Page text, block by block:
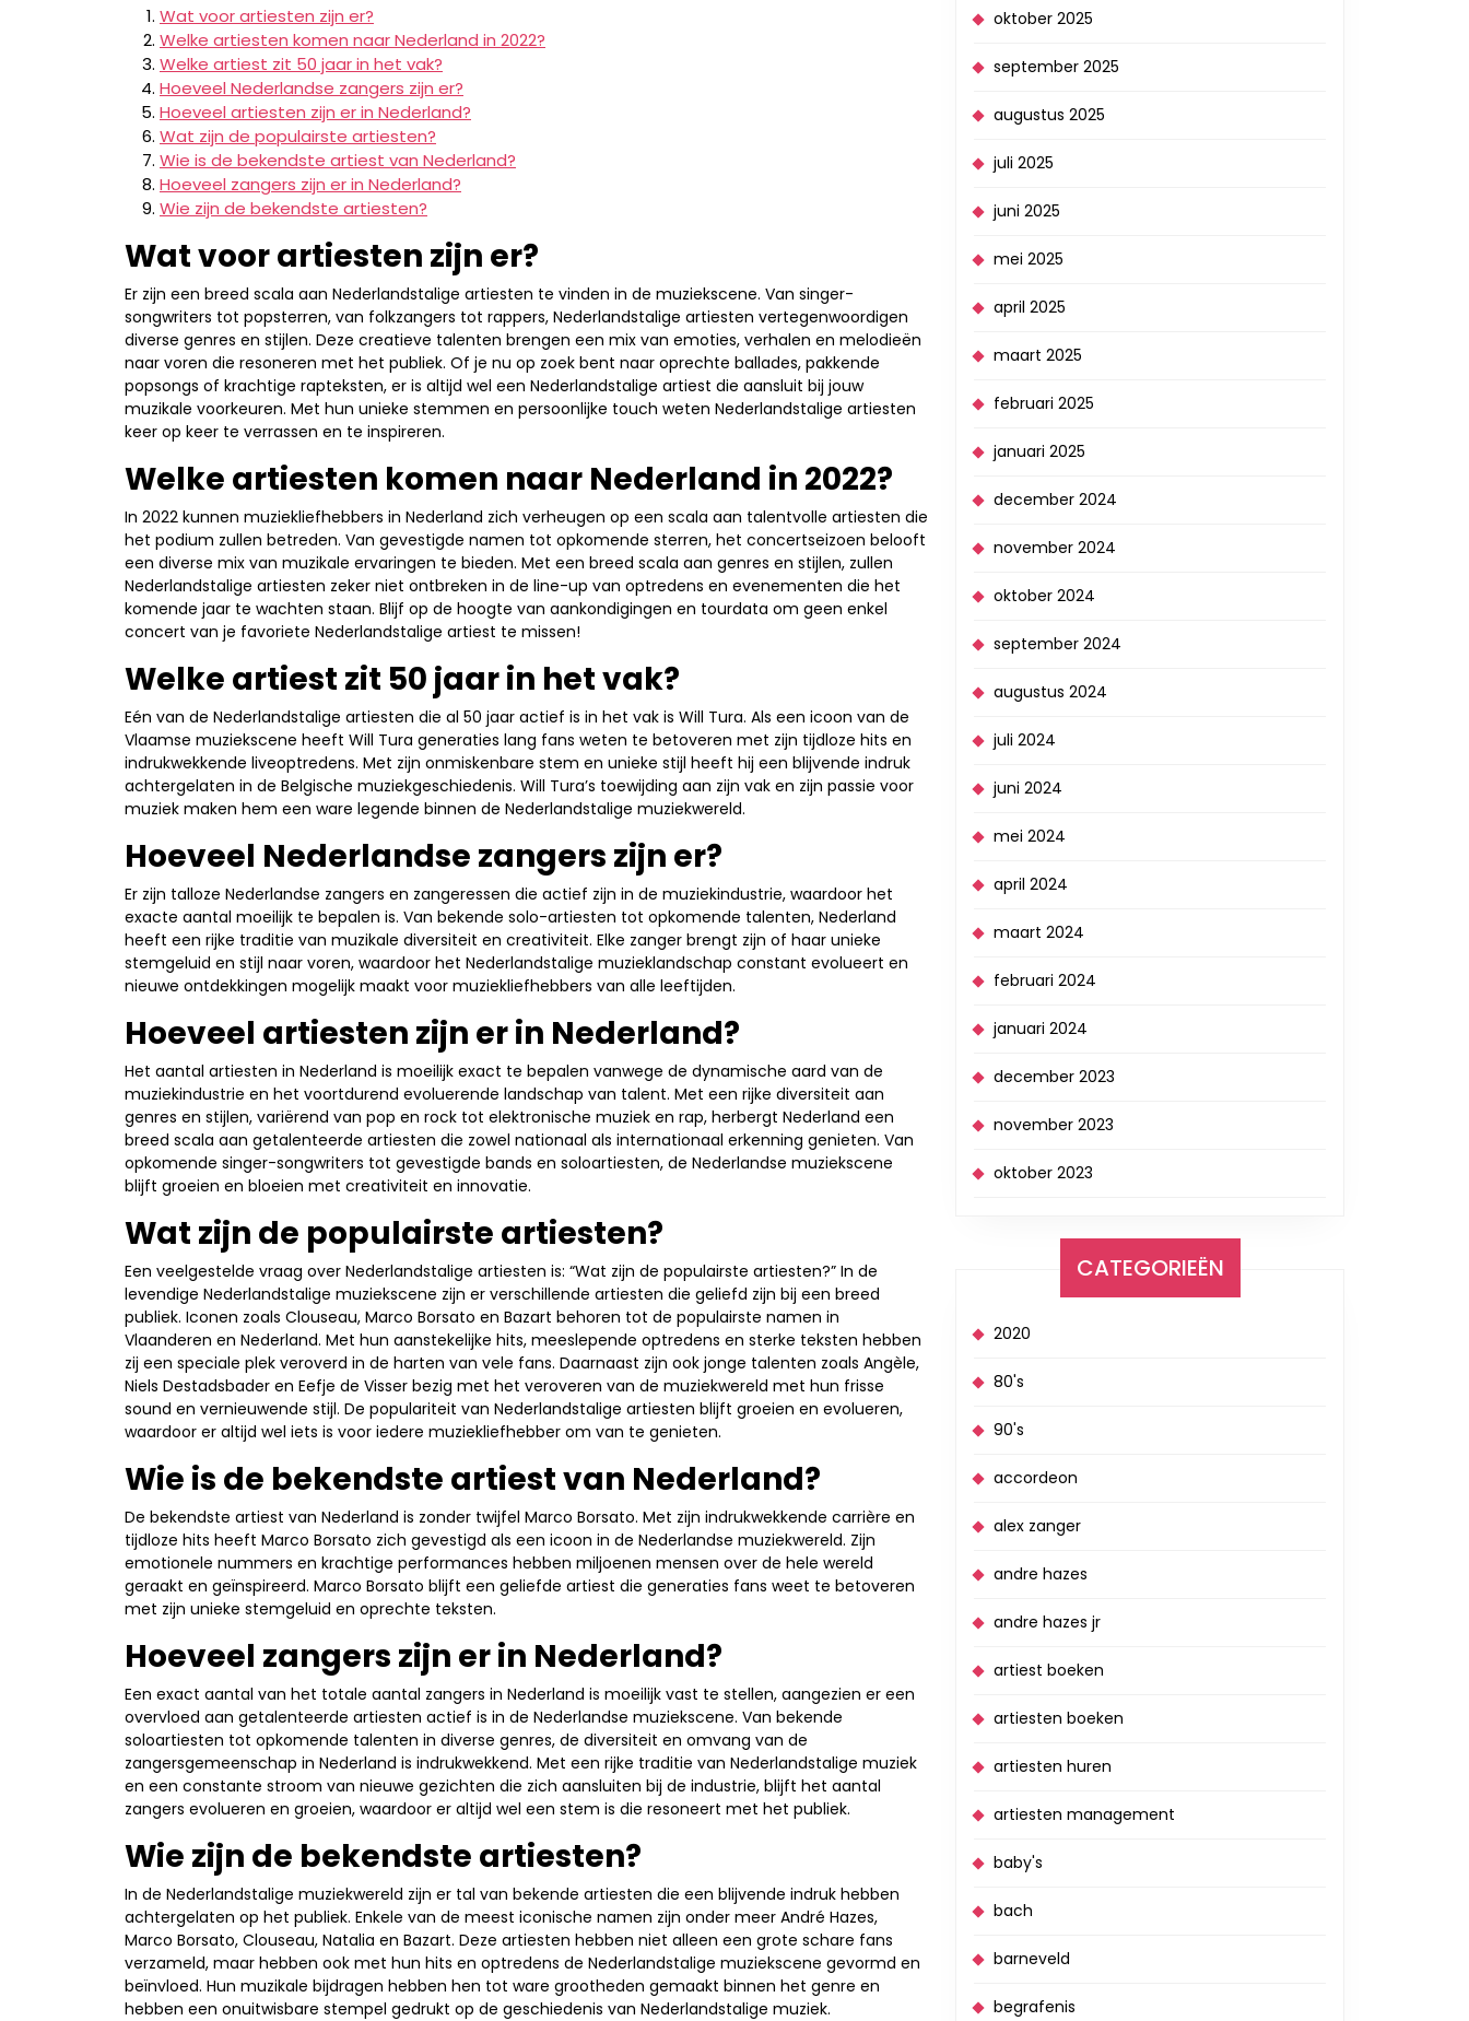
Wat voor artiesten zijn er?
Welke artiesten komen naar Nederland in 2022?
Welke artiest zit 50 jaar in het vak?
Hoeveel Nederlandse zangers zijn er?
Hoeveel artiesten zijn er in Nederland?
Wat zijn de populairste artiesten?
Wie is de bekendste artiest van Nederland?
Hoeveel zangers zijn er in Nederland?
Wie zijn de bekendste artiesten?
Wat voor artiesten zijn er?
Er zijn een breed scala aan Nederlandstalige artiesten te vinden in de muziekscene. Van singer-
songwriters tot popsterren, van folkzangers tot rappers, Nederlandstalige artiesten vertegenwoordigen
diverse genres en stijlen. Deze creatieve talenten brengen een mix van emoties, verhalen en melodieën
naar voren die resoneren met het publiek. Of je nu op zoek bent naar oprechte ballades, pakkende
popsongs of krachtige rapteksten, er is altijd wel een Nederlandstalige artiest die aansluit bij jouw
muzikale voorkeuren. Met hun unieke stemmen en persoonlijke touch weten Nederlandstalige artiesten
keer op keer te verrassen en te inspireren.
Welke artiesten komen naar Nederland in 2022?
In 2022 kunnen muziekliefhebbers in Nederland zich verheugen op een scala aan talentvolle artiesten die
het podium zullen betreden. Van gevestigde namen tot opkomende sterren, het concertseizoen belooft
een diverse mix van muzikale ervaringen te bieden. Met een breed scala aan genres en stijlen, zullen
Nederlandstalige artiesten zeker niet ontbreken in de line-up van optredens en evenementen die het
komende jaar te wachten staan. Blijf op de hoogte van aankondigingen en tourdata om geen enkel
concert van je favoriete Nederlandstalige artiest te missen!
Welke artiest zit 50 jaar in het vak?
Eén van de Nederlandstalige artiesten die al 50 jaar actief is in het vak is Will Tura. Als een icoon van de
Vlaamse muziekscene heeft Will Tura generaties lang fans weten te betoveren met zijn tijdloze hits en
indrukwekkende liveoptredens. Met zijn onmiskenbare stem en unieke stijl heeft hij een blijvende indruk
achtergelaten in de Belgische muziekgeschiedenis. Will Tura’s toewijding aan zijn vak en zijn passie voor
muziek maken hem een ware legende binnen de Nederlandstalige muziekwereld.
Hoeveel Nederlandse zangers zijn er?
Er zijn talloze Nederlandse zangers en zangeressen die actief zijn in de muziekindustrie, waardoor het
exacte aantal moeilijk te bepalen is. Van bekende solo-artiesten tot opkomende talenten, Nederland
heeft een rijke traditie van muzikale diversiteit en creativiteit. Elke zanger brengt zijn of haar unieke
stemgeluid en stijl naar voren, waardoor het Nederlandstalige muzieklandschap constant evolueert en
nieuwe ontdekkingen mogelijk maakt voor muziekliefhebbers van alle leeftijden.
Hoeveel artiesten zijn er in Nederland?
Het aantal artiesten in Nederland is moeilijk exact te bepalen vanwege de dynamische aard van de
muziekindustrie en het voortdurend evoluerende landschap van talent. Met een rijke diversiteit aan
genres en stijlen, variërend van pop en rock tot elektronische muziek en rap, herbergt Nederland een
breed scala aan getalenteerde artiesten die zowel nationaal als internationaal erkenning genieten. Van
opkomende singer-songwriters tot gevestigde bands en soloartiesten, de Nederlandse muziekscene
blijft groeien en bloeien met creativiteit en innovatie.
Wat zijn de populairste artiesten?
Een veelgestelde vraag over Nederlandstalige artiesten is: “Wat zijn de populairste artiesten?” In de
levendige Nederlandstalige muziekscene zijn er verschillende artiesten die geliefd zijn bij een breed
publiek. Iconen zoals Clouseau, Marco Borsato en Bazart behoren tot de populairste namen in
Vlaanderen en Nederland. Met hun aanstekelijke hits, meeslepende optredens en sterke teksten hebben
zij een speciale plek veroverd in de harten van vele fans. Daarnaast zijn ook jonge talenten zoals Angèle,
Niels Destadsbader en Eefje de Visser bezig met het veroveren van de muziekwereld met hun frisse
sound en vernieuwende stijl. De populariteit van Nederlandstalige artiesten blijft groeien en evolueren,
waardoor er altijd wel iets is voor iedere muziekliefhebber om van te genieten.
Wie is de bekendste artiest van Nederland?
De bekendste artiest van Nederland is zonder twijfel Marco Borsato. Met zijn indrukwekkende carrière en
tijdloze hits heeft Marco Borsato zich gevestigd als een icoon in de Nederlandse muziekwereld. Zijn
emotionele nummers en krachtige performances hebben miljoenen mensen over de hele wereld
geraakt en geïnspireerd. Marco Borsato blijft een geliefde artiest die generaties fans weet te betoveren
met zijn unieke stemgeluid en oprechte teksten.
Hoeveel zangers zijn er in Nederland?
Een exact aantal van het totale aantal zangers in Nederland is moeilijk vast te stellen, aangezien er een
overvloed aan getalenteerde artiesten actief is in de Nederlandse muziekscene. Van bekende
soloartiesten tot opkomende talenten in diverse genres, de diversiteit en omvang van de
zangersgemeenschap in Nederland is indrukwekkend. Met een rijke traditie van Nederlandstalige muziek
en een constante stroom van nieuwe gezichten die zich aansluiten bij de industrie, blijft het aantal
zangers evolueren en groeien, waardoor er altijd wel een stem is die resoneert met het publiek.
Wie zijn de bekendste artiesten?
In de Nederlandstalige muziekwereld zijn er tal van bekende artiesten die een blijvende indruk hebben
achtergelaten op het publiek. Enkele van de meest iconische namen zijn onder meer André Hazes,
Marco Borsato, Clouseau, Natalia en Bazart. Deze artiesten hebben niet alleen een grote schare fans
verzameld, maar hebben ook met hun hits en optredens de Nederlandstalige muziekscene gevormd en
beïnvloed. Hun muzikale bijdragen hebben hen tot ware grootheden gemaakt binnen het genre en
hebben een onuitwisbare stempel gedrukt op de geschiedenis van Nederlandstalige muziek.
oktober 2025
september 2025
augustus 2025
juli 2025
juni 2025
mei 2025
april 2025
maart 2025
februari 2025
januari 2025
december 2024
november 2024
oktober 2024
september 2024
augustus 2024
juli 2024
juni 2024
mei 2024
april 2024
maart 2024
februari 2024
januari 2024
december 2023
november 2023
oktober 2023
CATEGORIEËN
2020
80's
90's
accordeon
alex zanger
andre hazes
andre hazes jr
artiest boeken
artiesten boeken
artiesten huren
artiesten management
baby's
bach
barneveld
begrafenis